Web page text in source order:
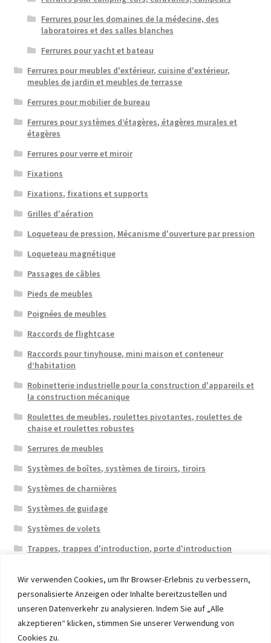
Wir verwenden Cookies, um Ihr Browser-Erlebnis zu verbessern,
personalisierte Anzeigen oder Inhalte bereitzustellen und
unseren Datenverkehr zu analysieren. Indem Sie auf „Alle
akzeptieren“ klicken, stimmen Sie unserer Verwendung von
Cookies zu.
Ferrures pour les domaines de la médecine, des
laboratoires et des salles blanches
Ferrures pour yacht et bateau
Ferrures pour meubles d'extérieur, cuisine d'extérieur,
meubles de jardin et meubles de terrasse
Ferrures pour mobilier de bureau
Ferrures pour systèmes d’étagères, étagères murales et
étagères
Ferrures pour verre et miroir
Fixations
Fixations, fixations et supports
Grilles d'aération
Loqueteau de pression, Mécanisme d'ouverture par pression
Loqueteau magnétique
Passages de câbles
Pieds de meubles
Poignées de meubles
Raccords de flightcase
Raccords pour tinyhouse, mini maison et conteneur
d’habitation
Robinetterie industrielle pour la construction d'appareils et
la construction mécanique
Roulettes de meubles, roulettes pivotantes, roulettes de
chaise et roulettes robustes
Serrures de meubles
Systèmes de boîtes, systèmes de tiroirs, tiroirs
Systèmes de charnières
Systèmes de guidage
Systèmes de volets
Trappes, trappes d'introduction, porte d'introduction
© 2026 Eruon Trade UG, Germany, member of the ERUON